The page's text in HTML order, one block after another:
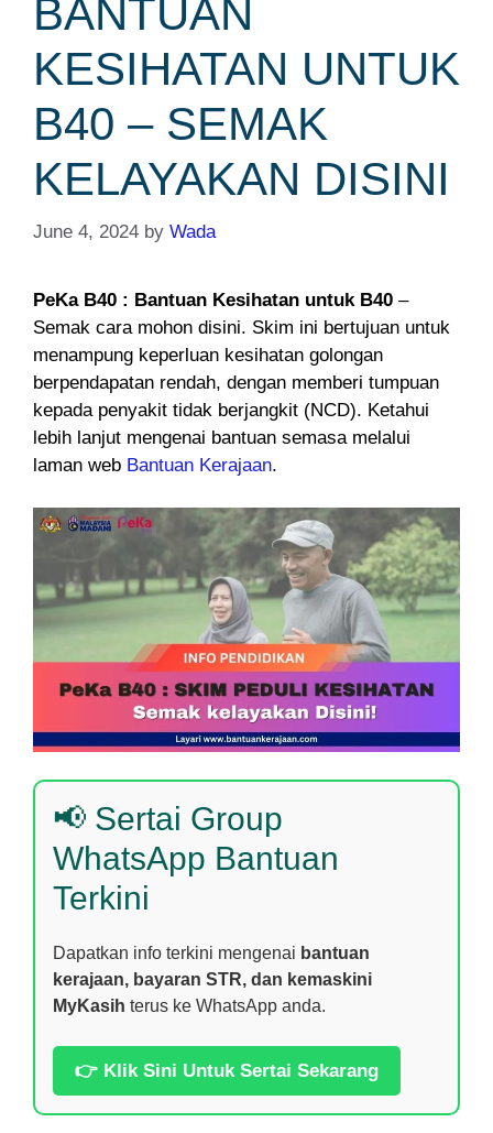
BANTUAN
KESIHATAN UNTUK
B40 – SEMAK
KELAYAKAN DISINI
June 4, 2024 by Wada
PeKa B40 : Bantuan Kesihatan untuk B40 –
Semak cara mohon disini. Skim ini bertujuan untuk
menampung keperluan kesihatan golongan
berpendapatan rendah, dengan memberi tumpuan
kepada penyakit tidak berjangkit (NCD). Ketahui
lebih lanjut mengenai bantuan semasa melalui
laman web Bantuan Kerajaan.
📢 Sertai Group
WhatsApp Bantuan
Terkini
Dapatkan info terkini mengenai bantuan
kerajaan, bayaran STR, dan kemaskini
MyKasih terus ke WhatsApp anda.
👉 Klik Sini Untuk Sertai Sekarang